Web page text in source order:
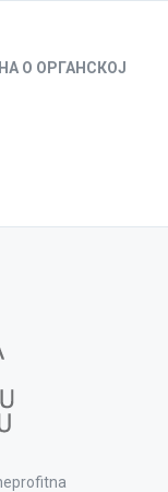
О ОРГАНСКОЈ